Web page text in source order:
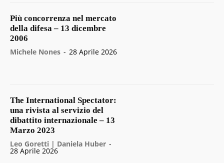
Più concorrenza nel mercato
della difesa – 13 dicembre
2006
Michele Nones - 28 Aprile 2026
The International Spectator:
una rivista al servizio del
dibattito internazionale – 13
Marzo 2023
Leo Goretti | Daniela Huber -
28 Aprile 2026